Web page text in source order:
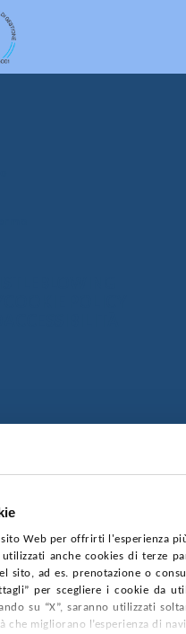
Web per offrirti l'esperienza
utilizzati anche cookies di terze
sito, ad es. prenotazione o
per scegliere i cookie da
su “X”, saranno utilizzati
migliorano l’esperienza di
i Trapianti e Terapie ad Alta